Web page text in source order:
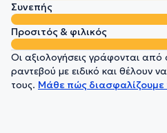
Συνεπής
Προσιτός & φιλικός
Οι αξιολογήσεις γράφονται
ραντεβού με ειδικό και θέλουν
τους. Μάθε πώς διασφαλίζουμε